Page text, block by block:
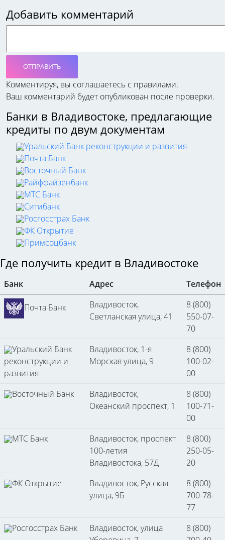
Добавить комментарий
ОТПРАВИТЬ
Комментируя, вы соглашаетесь c правилами.
Ваш комментарий будет опубликован после проверки.
Банки в Владивостоке, предлагающие
кредиты по двум документам
Уральский Банк реконструкции и развития
Почта Банк
Восточный Банк
Райффайзенбанк
МТС Банк
Ситибанк
Росгосстрах Банк
ФК Открытие
Примсоцбанк
Где получить кредит в Владивостоке
Банк Адрес Телефон
Почта Банк
Владивосток,
Светланская улица, 41
8 (800)
550-07-
70
Уральский Банк
реконструкции и
развития
Владивосток, 1-я
Морская улица, 9
8 (800)
100-02-
00
Восточный Банк
Владивосток,
Океанский проспект, 1
8 (800)
100-71-
00
МТС Банк
Владивосток, проспект
100-летия
Владивостока, 57Д
8 (800)
250-05-
20
ФК Открытие
Владивосток, Русская
улица, 9Б
8 (800)
700-78-
77
Росгосстрах Банк
Владивосток, улица
8 (800)